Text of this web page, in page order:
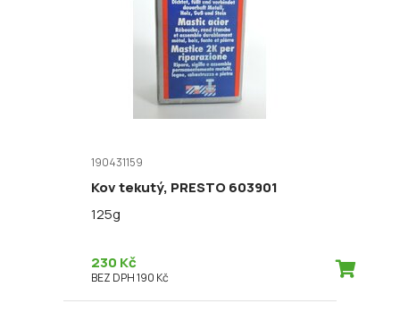
190431159
Kov tekutý, PRESTO 603901
125g
230 Kč
BEZ DPH 190 Kč